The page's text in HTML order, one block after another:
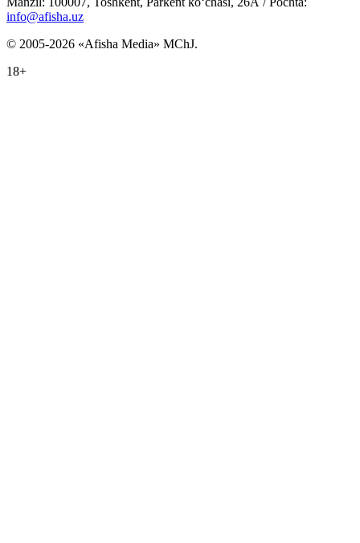
info@afisha.uz
© 2005-2026 «Afisha Media» MChJ.
18+